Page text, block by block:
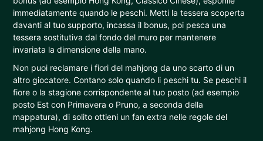
immediatamente quando le peschi. Metti la tessera scoperta
davanti al tuo supporto, incassa il bonus, poi pesca una
tessera sostitutiva dal fondo del muro per mantenere
invariata la dimensione della mano.
Non puoi reclamare i fiori del mahjong da uno scarto di un
altro giocatore. Contano solo quando li peschi tu. Se peschi il
fiore o la stagione corrispondente al tuo posto (ad esempio
posto Est con Primavera o Pruno, a seconda della
mappatura), di solito ottieni un fan extra nelle regole del
mahjong Hong Kong.